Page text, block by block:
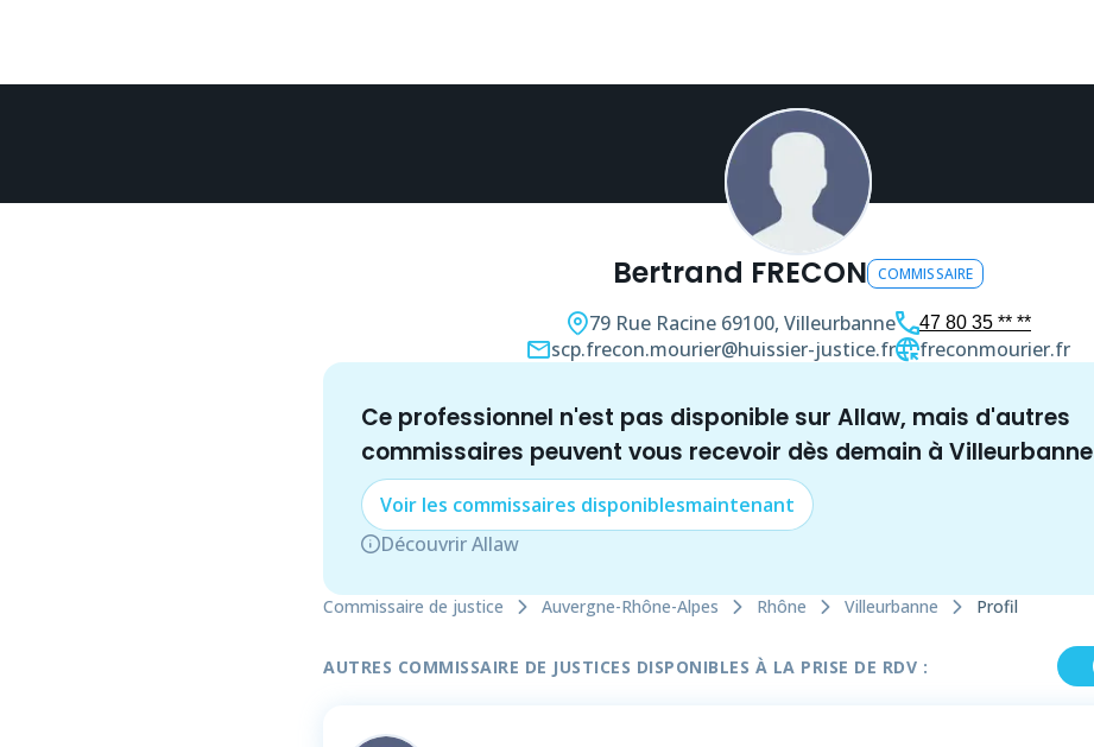
Bertrand FRECON COMMISSAIRE
79 Rue Racine 69100, Villeurbanne 47 80 35 ** **
scp.frecon.mourier@huissier-justice.fr freconmourier.fr
Ce professionnel n'est pas disponible sur Allaw, mais d'autres
commissaires peuvent vous recevoir dès demain à Villeurbanne
Voir les commissaires disponiblesmaintenant
Découvrir Allaw
Commissaire de justice Auvergne-Rhône-Alpes Rhône Villeurbanne Profil
AUTRES COMMISSAIRE DE JUSTICES DISPONIBLES À LA PRISE DE RDV :